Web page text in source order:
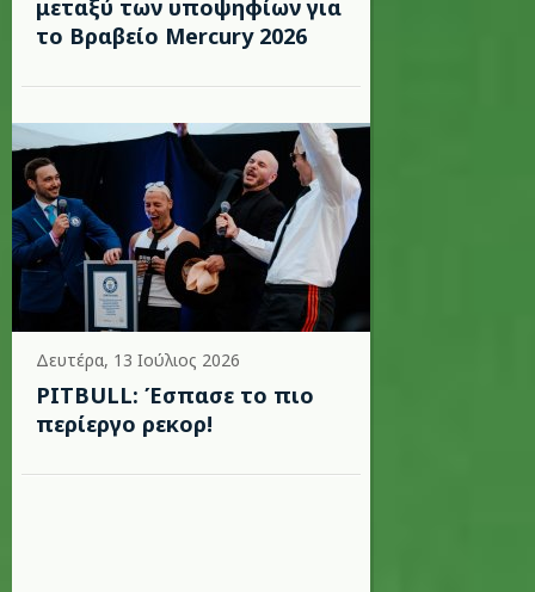
μεταξύ των υποψηφίων για
το Βραβείο Mercury 2026
Δευτέρα, 13 Ιούλιος 2026
PITBULL: Έσπασε το πιο
περίεργο ρεκορ!